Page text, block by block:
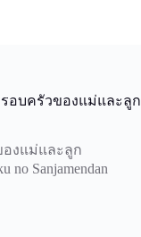
อบครัวของแม่และลูก
no Sanjamendan